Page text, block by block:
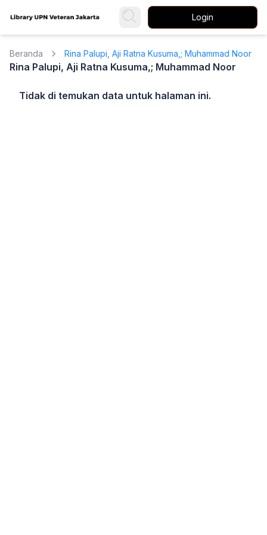
Login
Beranda Rina Palupi, Aji Ratna Kusuma,; Muhammad Noor
Rina Palupi, Aji Ratna Kusuma,; Muhammad Noor
Tidak di temukan data untuk halaman ini.